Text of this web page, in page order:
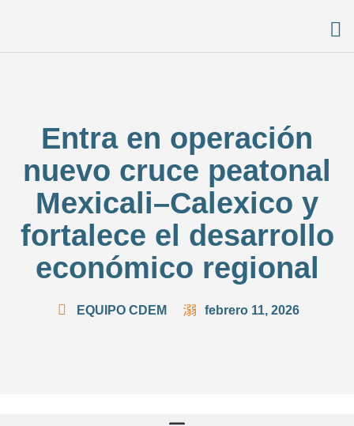
Entra en operación
nuevo cruce peatonal
Mexicali–Calexico y
fortalece el desarrollo
económico regional
EQUIPO CDEM febrero 11, 2026